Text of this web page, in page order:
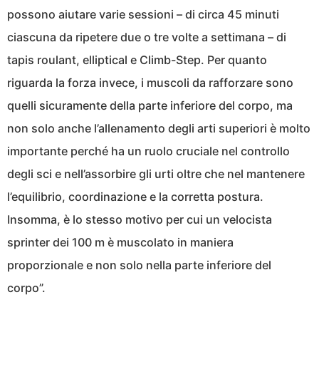
possono aiutare varie sessioni – di circa 45 minuti
ciascuna da ripetere due o tre volte a settimana – di
tapis roulant, elliptical e Climb-Step. Per quanto
riguarda la forza invece, i muscoli da rafforzare sono
quelli sicuramente della parte inferiore del corpo, ma
non solo anche l’allenamento degli arti superiori è molto
importante perché ha un ruolo cruciale nel controllo
degli sci e nell’assorbire gli urti oltre che nel mantenere
l’equilibrio, coordinazione e la corretta postura.
Insomma, è lo stesso motivo per cui un velocista
sprinter dei 100 m è muscolato in maniera
proporzionale e non solo nella parte inferiore del
corpo”.